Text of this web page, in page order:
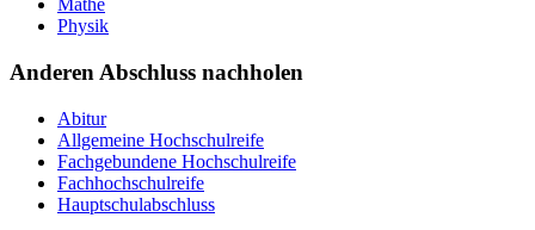
Mathe
Physik
Anderen Abschluss nachholen
Abitur
Allgemeine Hochschulreife
Fachgebundene Hochschulreife
Fachhochschulreife
Hauptschulabschluss